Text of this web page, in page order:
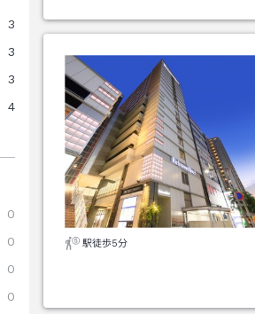
3
3
3
4
0
0
0
0
駅徒歩5分